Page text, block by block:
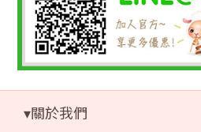
▾關於我們